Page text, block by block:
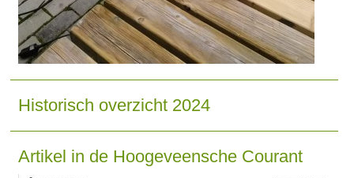
Historisch overzicht 2024
Artikel in de Hoogeveensche Courant